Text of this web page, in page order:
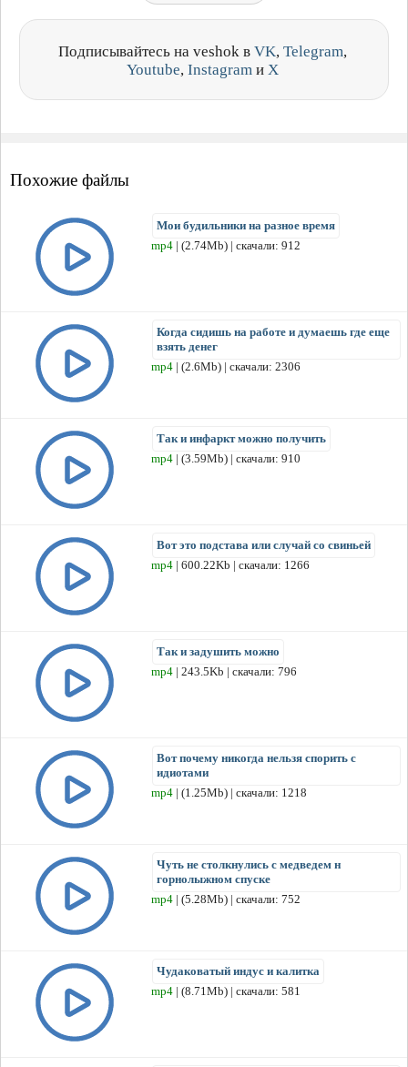
Подписывайтесь на veshok в VK, Telegram,
Youtube, Instagram и X
Похожие файлы
Мои будильники на разное время
mp4 | (2.74Mb) | скачали: 912
Когда сидишь на работе и думаешь где еще
взять денег
mp4 | (2.6Mb) | скачали: 2306
Так и инфаркт можно получить
mp4 | (3.59Mb) | скачали: 910
Вот это подстава или случай со свиньей
mp4 | 600.22Kb | скачали: 1266
Так и задушить можно
mp4 | 243.5Kb | скачали: 796
Вот почему никогда нельзя спорить с
идиотами
mp4 | (1.25Mb) | скачали: 1218
Чуть не столкнулись с медведем н
горнолыжном спуске
mp4 | (5.28Mb) | скачали: 752
Чудаковатый индус и калитка
mp4 | (8.71Mb) | скачали: 581